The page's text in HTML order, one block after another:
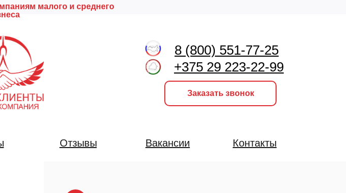
Заказать звонок
малого и среднего
Отзывы Вакансии Контакты
8 (800) 551-77-25
+375 29 223-22-99